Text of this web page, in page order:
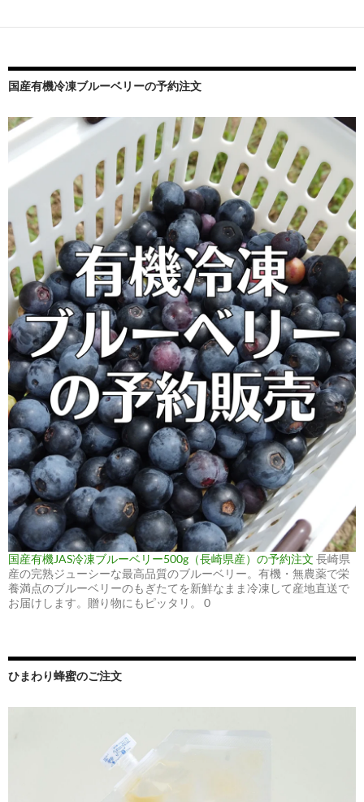
ン
国産有機冷凍ブルーベリーの予約注文
国産有機JAS冷凍ブルーベリー500g（長崎県産）の予約注文 長崎県
産の完熟ジューシーな最高品質のブルーベリー。有機・無農薬で栄
養満点のブルーベリーのもぎたてを新鮮なまま冷凍して産地直送で
お届けします。贈り物にもピッタリ。 0
ひまわり蜂蜜のご注文